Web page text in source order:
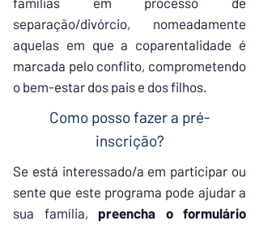
separação/divórcio, nomeadamente
aquelas em que a coparentalidade é
marcada pelo conflito, comprometendo
o bem-estar dos pais e dos filhos.
Como posso fazer a pré-
inscrição?
Se está interessado/a em participar ou
sente que este programa pode ajudar a
sua família, preencha o
formulário